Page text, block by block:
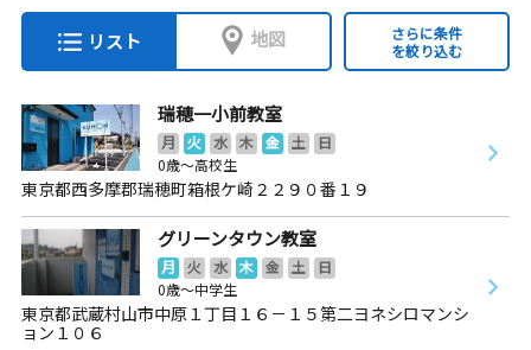
リスト 地図
さらに条件
を絞り込む
瑞穂一小前教室
月 火 水 木 金 土
日
0歳～高校生
東京都西多摩郡瑞穂町箱根ケ崎２２９０番１９
グリーンタウン教室
月 火 水 木 金 土
日
0歳～中学生
東京都武蔵村山市中原１丁目１６－１５第二ヨネシロマンシ
ョン１０６